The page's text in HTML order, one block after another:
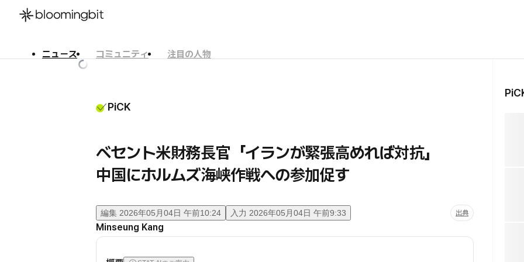
ニュース コミュニティ
注目の人物
PiCK
ベセント米財務長官「イランが緊張高めれば対抗」
中国にホルムズ海峡作戦への参加促す
編集 2026年05月04日 午前10:24 入力 2026年05月04日 午前9:33 出典
Minseung Kang